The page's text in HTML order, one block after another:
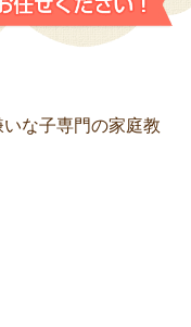
な子専門の家庭教